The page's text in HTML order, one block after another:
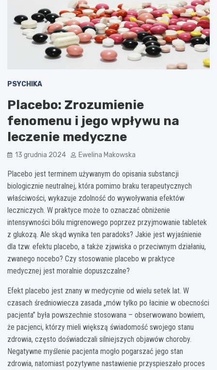
PSYCHIKA
Placebo: Zrozumienie
fenomenu i jego wpływu na
leczenie medyczne
13 grudnia 2024 Ewelina Makowska
Placebo jest terminem używanym do opisania substancji
biologicznie neutralnej, która pomimo braku terapeutycznych
właściwości, wykazuje zdolność do wywoływania efektów
leczniczych. W praktyce może to oznaczać obniżenie
intensywności bólu migrenowego poprzez przyjmowanie tabletek
z glukozą. Ale skąd wynika ten paradoks? Jakie jest wyjaśnienie
dla tzw. efektu placebo, a także zjawiska o przeciwnym działaniu,
zwanego nocebo? Czy stosowanie placebo w praktyce
medycznej jest moralnie dopuszczalne?
Efekt placebo jest znany w medycynie od wielu setek lat. W
czasach średniowiecza zasada „mów tylko po łacinie w obecności
pacjenta” była powszechnie stosowana – obserwowano bowiem,
że pacjenci, którzy mieli większą świadomość swojego stanu
zdrowia, często doświadczali silniejszych objawów choroby.
Negatywne myślenie pacjenta mogło pogarszać jego stan
zdrowia, natomiast pozytywne nastawienie przyspieszało proces